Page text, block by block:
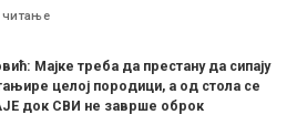
читање
Мајке треба да престану да сипају
целој породици, а од стола се
док СВИ не заврше оброк